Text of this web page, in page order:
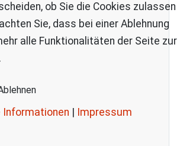
ob Sie die Cookies zulassen
Sie, dass bei einer Ablehnung
alle Funktionalitäten der Seite zur
Informationen | Impressum